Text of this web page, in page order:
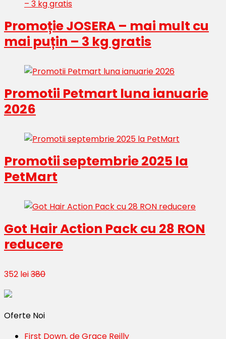
Promoție JOSERA – mai mult cu
mai puțin – 3 kg gratis
Promotii Petmart luna ianuarie
2026
Promotii septembrie 2025 la
PetMart
Got Hair Action Pack cu 28 RON
reducere
352 lei380
Oferte Noi
First Down, de Grace Reilly